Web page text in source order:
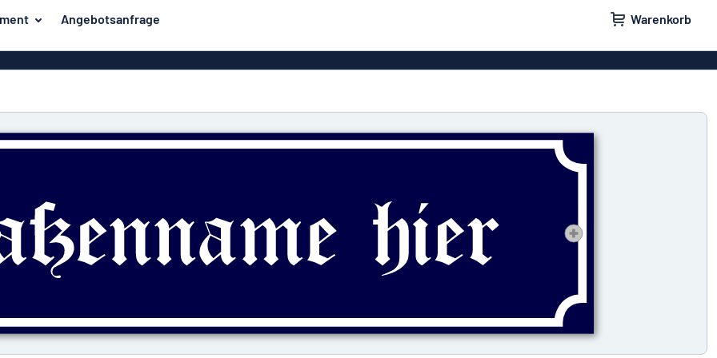
Angebotsanfrage Warenkorb
Hausschilder Türschilder
Aufkleber
Briefkastenschilder Klingelschilder